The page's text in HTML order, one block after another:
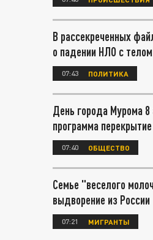
В рассекреченных
о падении НЛО с
07:43 ПОЛИТИКА
День города Мурома 8
программа
07:40 ОБЩЕСТВО
Семье "веселого
выдворение из России
07:21 МИГРАНТЫ